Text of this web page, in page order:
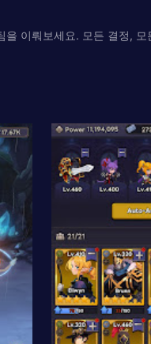
이뤄보세요. 모든 결정, 모